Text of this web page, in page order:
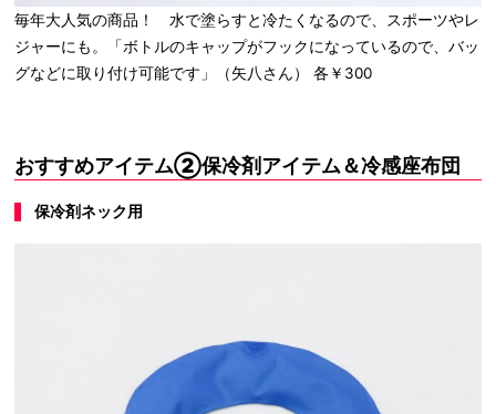
毎年大人気の商品！ 水で塗らすと冷たくなるので、スポーツやレ
ジャーにも。「ボトルのキャップがフックになっているので、バッ
グなどに取り付け可能です」（矢八さん） 各￥300
おすすめアイテム②保冷剤アイテム＆冷感座布団
保冷剤ネック用